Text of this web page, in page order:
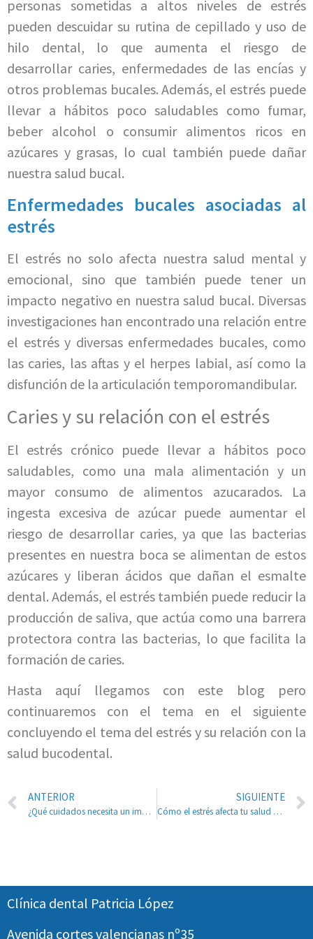
personas sometidas a altos niveles de estrés
pueden descuidar su rutina de cepillado y uso de
hilo dental, lo que aumenta el riesgo de
desarrollar caries, enfermedades de las encías y
otros problemas bucales. Además, el estrés puede
llevar a hábitos poco saludables como fumar,
beber alcohol o consumir alimentos ricos en
azúcares y grasas, lo cual también puede dañar
nuestra salud bucal.
Enfermedades bucales asociadas al
estrés
El estrés no solo afecta nuestra salud mental y
emocional, sino que también puede tener un
impacto negativo en nuestra salud bucal. Diversas
investigaciones han encontrado una relación entre
el estrés y diversas enfermedades bucales, como
las caries, las aftas y el herpes labial, así como la
disfunción de la articulación temporomandibular.
Caries y su relación con el estrés
El estrés crónico puede llevar a hábitos poco
saludables, como una mala alimentación y un
mayor consumo de alimentos azucarados. La
ingesta excesiva de azúcar puede aumentar el
riesgo de desarrollar caries, ya que las bacterias
presentes en nuestra boca se alimentan de estos
azúcares y liberan ácidos que dañan el esmalte
dental. Además, el estrés también puede reducir la
producción de saliva, que actúa como una barrera
protectora contra las bacterias, lo que facilita la
formación de caries.
Hasta aquí llegamos con este blog pero
continuaremos con el tema en el siguiente
concluyendo el tema del estrés y su relación con la
salud bucodental.
ANTERIOR
¿Qué cuidados necesita un implante dental?
SIGUIENTE
Cómo el estrés afecta tu salud bucal: La relación entre el estrés y la salud bucal en España pt2
Clínica dental Patricia López
Avenida cortes valencianas nº35